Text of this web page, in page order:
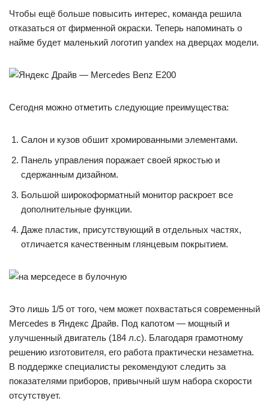
Чтобы ещё больше повысить интерес, команда решила
отказаться от фирменной окраски. Теперь напоминать о
найме будет маленький логотип yandex на дверцах модели.
Сегодня можно отметить следующие преимущества:
Салон и кузов обшит хромированными элементами.
Панель управления поражает своей яркостью и
сдержанным дизайном.
Большой широкоформатный монитор раскроет все
дополнительные функции.
Даже пластик, присутствующий в отдельных частях,
отличается качественным глянцевым покрытием.
Это лишь 1/5 от того, чем может похвастаться современный
Mercedes в Яндекс Драйв. Под капотом — мощный и
улучшенный двигатель (184 л.с). Благодаря грамотному
решению изготовителя, его работа практически незаметна.
В поддержке специалисты рекомендуют следить за
показателями приборов, привычный шум набора скорости
отсутствует.